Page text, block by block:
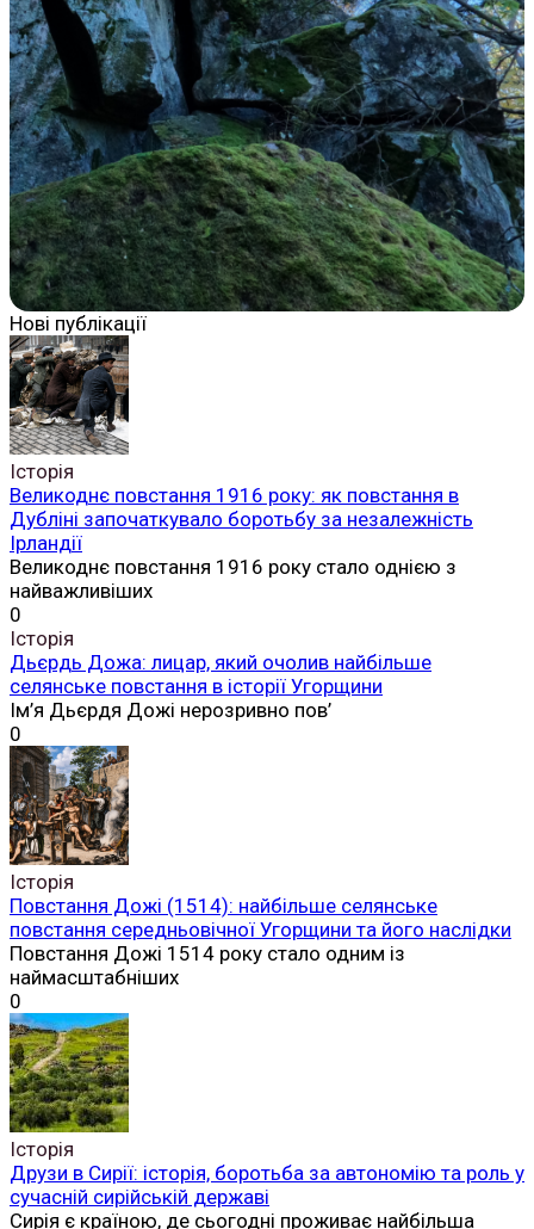
Нові публікації
Історія
Великоднє повстання 1916 року: як повстання в
Дубліні започаткувало боротьбу за незалежність
Ірландії
Великоднє повстання 1916 року стало однією з
найважливіших
0
Історія
Дьєрдь Дожа: лицар, який очолив найбільше
селянське повстання в історії Угорщини
Ім’я Дьєрдя Дожі нерозривно пов’
0
Історія
Повстання Дожі (1514): найбільше селянське
повстання середньовічної Угорщини та його наслідки
Повстання Дожі 1514 року стало одним із
наймасштабніших
0
Історія
Друзи в Сирії: історія, боротьба за автономію та роль у
сучасній сирійській державі
Сирія є країною, де сьогодні проживає найбільша